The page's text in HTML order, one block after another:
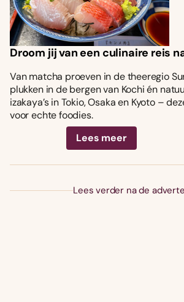
Droom jij van een culinaire reis
Van matcha proeven in de theeregio
plukken in de bergen van Kochi én
izakaya’s in Tokio, Osaka en Kyoto –
voor echte foodies.
Lees meer
Lees verder na de